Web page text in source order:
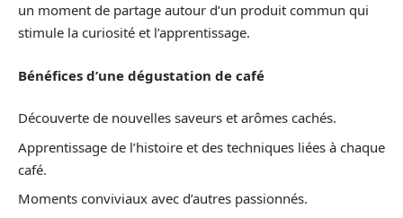
un moment de partage autour d’un produit commun qui
stimule la curiosité et l’apprentissage.
Bénéfices d’une dégustation de café
Découverte de nouvelles saveurs et arômes cachés.
Apprentissage de l’histoire et des techniques liées à chaque
café.
Moments conviviaux avec d’autres passionnés.